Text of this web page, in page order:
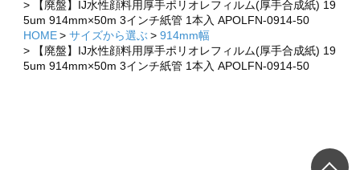
【廃盤】IJ水性顔料用厚手ポリオレフィルム(厚手合成紙) 19
5um 914mm×50m 3インチ紙管 1本入 APOLFN-0914-50
HOME
サイズから選ぶ
914mm幅
【廃盤】IJ水性顔料用厚手ポリオレフィルム(厚手合成紙) 19
5um 914mm×50m 3インチ紙管 1本入 APOLFN-0914-50